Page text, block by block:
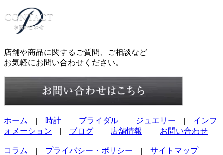
店舗や商品に関するご質問、ご相談など
お気軽にお問い合わせください。
ホーム | 時計 | ブライダル | ジュエリー | インフ
ォメーション | ブログ | 店舗情報 | お問い合わせ
コラム | プライバシー・ポリシー | サイトマップ